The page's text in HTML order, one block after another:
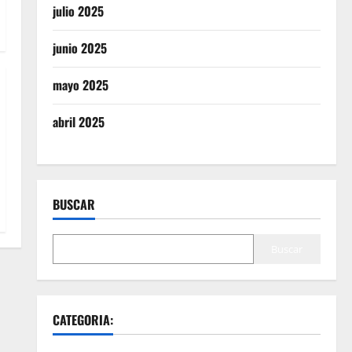
julio 2025
junio 2025
mayo 2025
abril 2025
BUSCAR
CATEGORIA: